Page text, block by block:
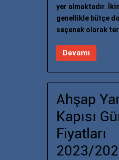
yer almaktadır.
genellikle bütçe
seçenek olarak
Devamı
Ahşap
Kapısı
Fiyatları
2023/